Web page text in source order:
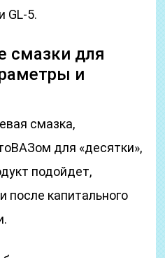
GL-5.
смазки для
и
смазка,
для «десятки»,
подойдет,
после капитального